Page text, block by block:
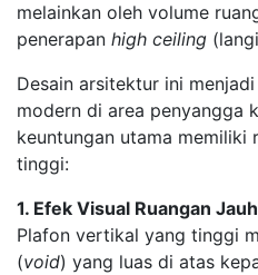
melainkan oleh volume
penerapan high ceiling
Desain arsitektur ini
modern di area penyangga
keuntungan utama memiliki
tinggi:
1. Efek Visual Ruangan
Plafon vertikal yang tinggi
(void) yang luas di atas